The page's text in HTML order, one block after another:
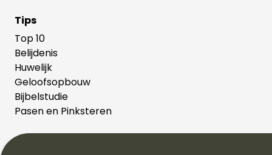
Tips
Top 10
Belijdenis
Huwelijk
Geloofsopbouw
Bijbelstudie
Pasen en Pinksteren